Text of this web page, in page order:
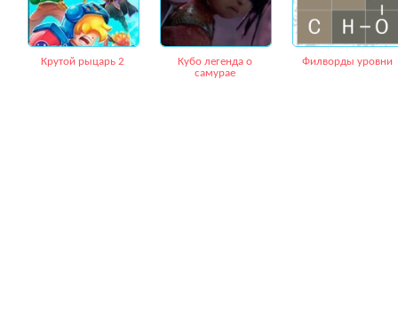
Крутой рыцарь 2
Кубо легенда о
самурае
Филворды уровни